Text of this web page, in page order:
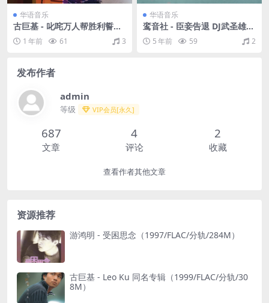
华语音乐
古巨基 - 叱咤万人帮胜利誓师
音乐会（2000/FLAC/分轨/38
3M）1 年前 61 3
华语音乐
鸾音社 - 臣妾告退 DJ武圣雄版
（Flac/21.3M）
5 年前 59 2
发布作者
admin
等级 VIP会员[永久]
687
文章
4
评论
2
收藏
查看作者其他文章
资源推荐
游鸿明 - 受困思念（1997/FLAC/分轨/284M）
古巨基 - Leo Ku 同名专辑（1999/FLAC/分轨/30
8M）